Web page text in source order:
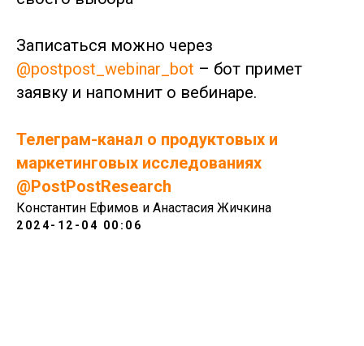
Записаться можно через
@postpost_webinar_bot – бот примет
заявку и напомнит о вебинаре.
Телеграм-канал о продуктовых и
маркетинговых исследованиях
@PostPostResearch
Константин Ефимов и Анастасия Жичкина
2024-12-04 00:06